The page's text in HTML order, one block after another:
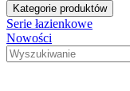
Kategorie produktów
Serie łazienkowe
Nowości